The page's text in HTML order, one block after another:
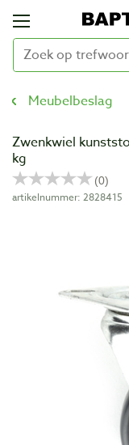
Meubelbeslag
Zwenkwiel
kg
artikelnummer: 2828415